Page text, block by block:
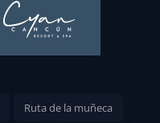
Ruta de la muñeca